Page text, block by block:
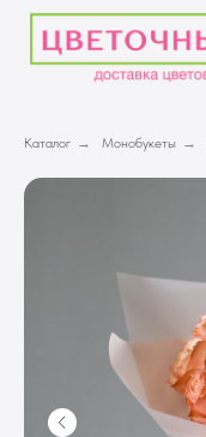
Каталог → Монобукеты →